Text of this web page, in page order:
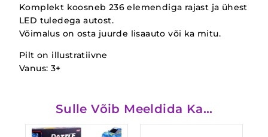
Komplekt koosneb 236 elemendiga rajast ja ühest
LED tuledega autost.
Võimalus on osta juurde lisaauto või ka mitu.
Pilt on illustratiivne
Vanus: 3+
Sulle Võib Meeldida Ka…